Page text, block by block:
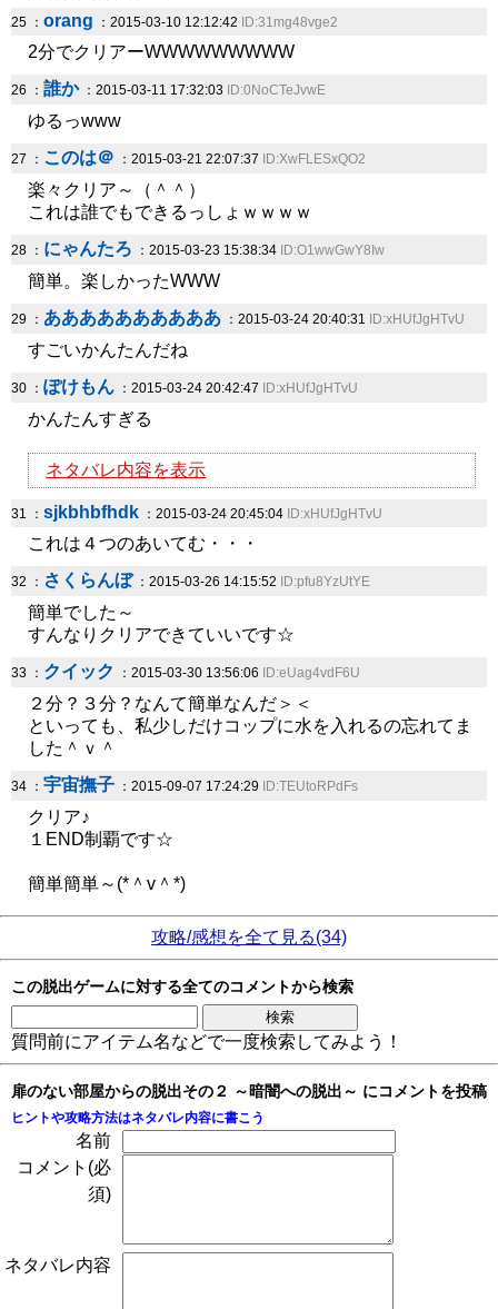
25 ： orang ：2015-03-10 12:12:42 ID:31mg48vge2
2分でクリアーWWWWWWWWW
26 ： 誰か：2015-03-11 17:32:03 ID:0NoCTeJvwE
ゆるっwww
27 ： このは＠ ：2015-03-21 22:07:37 ID:XwFLESxQO2
楽々クリア～（＾＾）
これは誰でもできるっしょｗｗｗｗ
28 ： にゃんたろ ：2015-03-23 15:38:34 ID:O1wwGwY8Iw
簡単。楽しかったWWW
29 ： ああああああああああ ：2015-03-24 20:40:31 ID:xHUfJgHTvU
すごいかんたんだね
30 ： ぽけもん ：2015-03-24 20:42:47 ID:xHUfJgHTvU
かんたんすぎる
ネタバレ内容を表示
31 ： sjkbhbfhdk ：2015-03-24 20:45:04 ID:xHUfJgHTvU
これは４つのあいてむ・・・
32 ： さくらんぼ ：2015-03-26 14:15:52 ID:pfu8YzUtYE
簡単でした～
すんなりクリアできていいです☆
33 ： クイック ：2015-03-30 13:56:06 ID:eUag4vdF6U
２分？３分？なんて簡単なんだ＞＜
といっても、私少しだけコップに水を入れるの忘れてま
した＾ｖ＾
34 ： 宇宙撫子 ：2015-09-07 17:24:29 ID:TEUtoRPdFs
クリア♪
１END制覇です☆
簡単簡単～(*＾v＾*)
攻略/感想を全て見る(34)
この脱出ゲームに対する全てのコメントから検索
質問前にアイテム名などで一度検索してみよう！
扉のない部屋からの脱出その２ ～暗闇への脱出～ にコメントを投稿
ヒントや攻略方法はネタバレ内容に書こう
名前
コメント(必
須)
ネタバレ内容